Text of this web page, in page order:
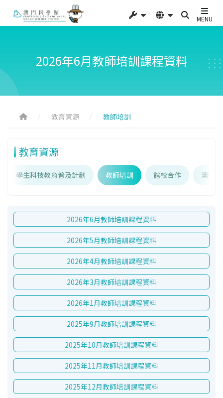
MENU
2026年6月教師培訓課程資料
教育資源 教師培訓
教育資源
學生科技教育普及計劃 教師培訓 館校合作 澳門
2026年6月教師培訓課程資料
2026年5月教師培訓課程資料
2026年4月教師培訓課程資料
2026年3月教師培訓課程資料
2026年1月教師培訓課程資料
2025年9月教師培訓課程資料
2025年10月教師培訓課程資料
2025年11月教師培訓課程資料
2025年12月教師培訓課程資料